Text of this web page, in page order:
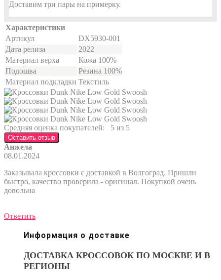
Доставим три пары на примерку.
Характеристики
Артикул
DX5930-001
Дата релиза
2022
Материал верха
Кожа 100%
Подошва
Резина 100%
Материал подкладки Текстиль
Средняя оценка покупателей: 5 из 5
Оставить отзыв
Анжела
08.01.2024
Заказывала кроссовки с доставкой в Волгоград. Пришли
быстро, качество проверила - оригинал. Покупкой очень
довольна
Ответить
Информация о доставке
ДОСТАВКА КРОССОВОК ПО МОСКВЕ И В
РЕГИОНЫ